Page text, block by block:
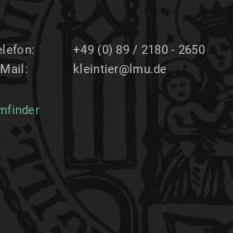
+49 (0) 89 / 2180 - 2650
kleintier@lmu.de